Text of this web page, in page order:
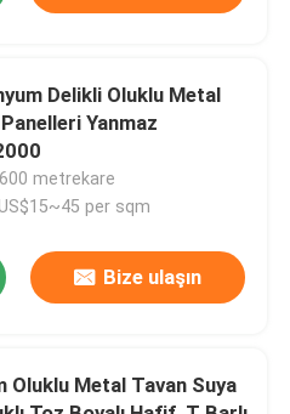
Delikli Oluklu Metal
Yanmaz
metrekare
per sqm
Bize ulaşın
Oluklu Metal Tavan Suya